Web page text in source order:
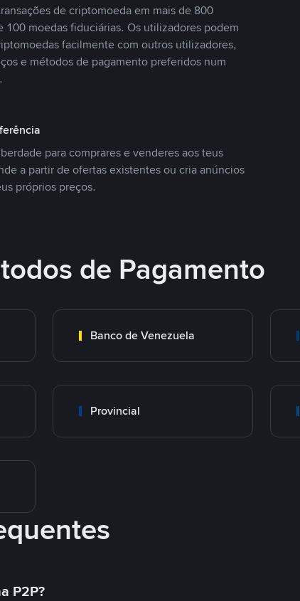
de criptomoeda em mais de 800
100 moedas fiduciárias. Os utilizadores podem
facilmente com outros utilizadores,
e métodos de pagamento preferidos num
para comprares e venderes aos teus
a partir de ofertas existentes ou cria anúncios
próprios preços.
de Pagamento
Banco de Venezuela
Provincial
P2P?